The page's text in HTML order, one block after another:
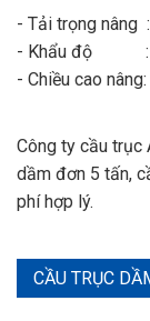
- Tải trọng nâng
- Khẩu độ :
- Chiều cao
Công ty cầu trục
dầm đơn 5 tấn,
phí hợp lý.
CẦU TRỤC